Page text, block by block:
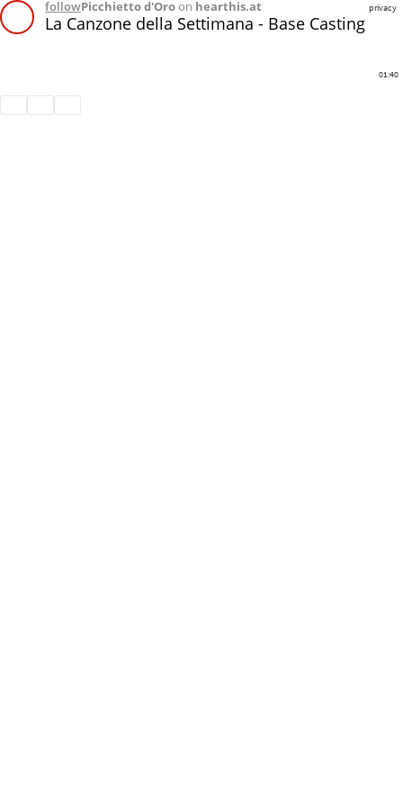
privacy
followPicchietto d'Oroon hearthis.at
La Canzone della Settimana - Base Casting
01:40